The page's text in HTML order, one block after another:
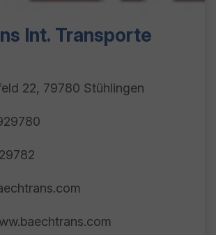
Int. Transporte
22, 79780 Stühlingen